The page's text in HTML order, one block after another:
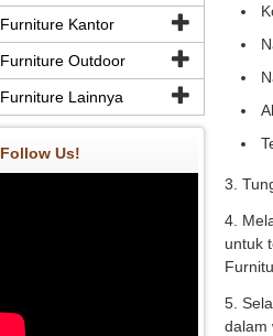
3.
4.
untuk
5.
dalam
Furniture Kantor
Furniture Outdoor
Furniture Lainnya
Follow Us!